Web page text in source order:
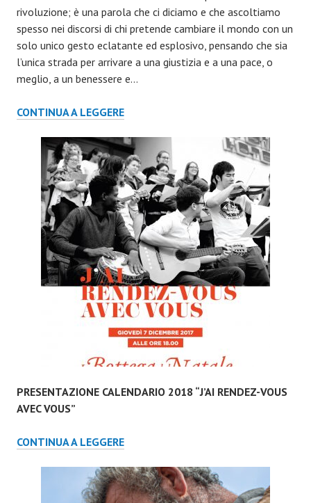
rivoluzione; è una parola che ci diciamo e che ascoltiamo
spesso nei discorsi di chi pretende cambiare il mondo con un
solo unico gesto eclatante ed esplosivo, pensando che sia
l’unica strada per arrivare a una giustizia e a una pace, o
meglio, a un benessere e…
CONTINUA A LEGGERECALENDARIO
“J’AI
RENDEZ-
VOUS
AVEC
VOUS”
PRESENTAZIONE CALENDARIO 2018 “J’AI RENDEZ-VOUS
AVEC VOUS”
CONTINUA A LEGGEREPRESENTAZIONE
2018
“J’AI